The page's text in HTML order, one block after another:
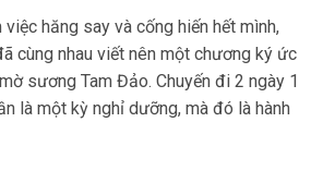
hăng say và cống hiến hết mình,
cùng nhau viết nên một chương ký ức
sương Tam Đảo. Chuyến đi 2 ngày 1
là một kỳ nghỉ dưỡng, mà đó là hành